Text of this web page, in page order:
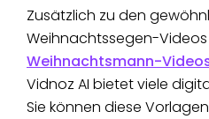
Zusätzlich zu den
Weihnachtssegen-
Weihnachtsmann-
Vidnoz AI bietet viele
Sie können diese